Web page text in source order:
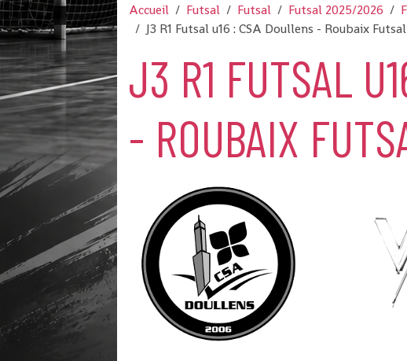
Accueil Futsal Futsal Futsal 2025/2026
J3 R1 Futsal u16 : CSA Doullens - Roubaix
J3 R1 FUTSAL
- ROUBAIX